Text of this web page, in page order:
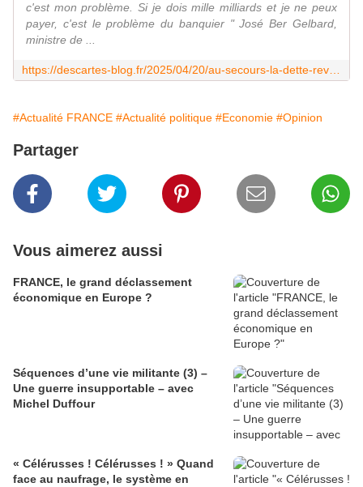
c'est mon problème. Si je dois mille milliards et je ne peux
payer, c'est le problème du banquier " José Ber Gelbard,
ministre de ...
#Actualité FRANCE #Actualité politique #Economie #Opinion
Partager
Vous aimerez aussi
FRANCE, le grand déclassement
économique en Europe ?
Séquences d’une vie militante (3) –
Une guerre insupportable – avec
Michel Duffour
« Célérusses ! Célérusses ! » Quand
face au naufrage, le système en